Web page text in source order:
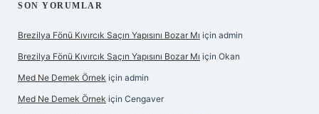
SON YORUMLAR
Brezilya Fönü Kıvırcık Saçın Yapısını Bozar Mı için admin
Brezilya Fönü Kıvırcık Saçın Yapısını Bozar Mı için Okan
Med Ne Demek Örnek için admin
Med Ne Demek Örnek için Cengaver